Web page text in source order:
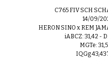
0:42
C765 FIV SCH
14/09/
HERON SINO x REM
iABCZ: 31,42 -
MGTe:
IQGg